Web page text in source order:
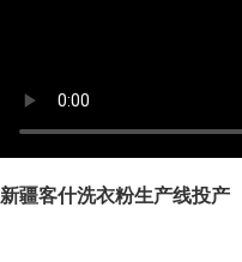
新疆客什洗衣粉生产线投产